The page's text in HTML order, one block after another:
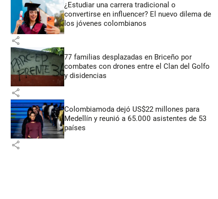
¿Estudiar una carrera tradicional o
convertirse en influencer? El nuevo dilema de
los jóvenes colombianos
share
77 familias desplazadas en Briceño por
combates con drones entre el Clan del Golfo
y disidencias
share
Colombiamoda dejó US$22 millones para
Medellín y reunió a 65.000 asistentes de 53
países
share